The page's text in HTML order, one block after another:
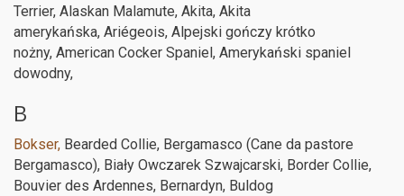
Terrier, Alaskan Malamute, Akita, Akita
amerykańska, Ariégeois, Alpejski gończy krótko
nożny, American Cocker Spaniel, Amerykański spaniel
dowodny,
B
Bokser, Bearded Collie, Bergamasco (Cane da pastore
Bergamasco), Biały Owczarek Szwajcarski, Border Collie,
Bouvier des Ardennes, Bernardyn, Buldog